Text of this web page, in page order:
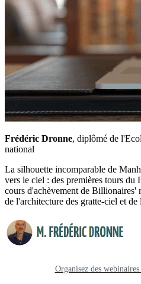
Frédéric Dronne, diplômé de
national
La silhouette incomparable de
vers le ciel : des premières tours du
cours d'achèvement de
de l'architecture des gratte-ciel et de